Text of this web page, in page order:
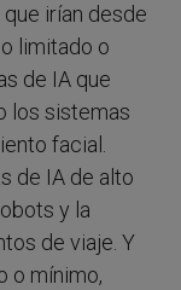
irían desde
limitado o
de IA que
los sistemas
facial.
de IA de alto
y la
de viaje. Y
o mínimo,